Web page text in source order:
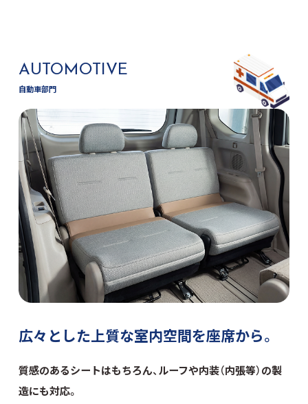
AUTOMOTIVE
自動車部門
広々とした上質な室内空間を座席から。
質感のあるシートはもちろん、 ルーフや内装（内張等）の製
造にも対応。